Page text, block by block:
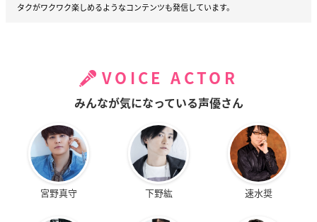
タクがワクワク楽しめるようなコンテンツも発信しています。
VOICE ACTOR
みんなが気になっている声優さん
宮野真守 下野紘 速水奨